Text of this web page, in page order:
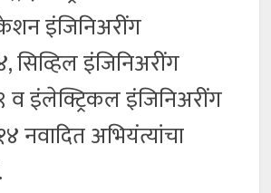
इंजिनिअरींग
सिव्हिल इंजिनिअरींग
व इंलेक्ट्रिकल इंजिनिअरींग
नवादित अभियंत्यांचा